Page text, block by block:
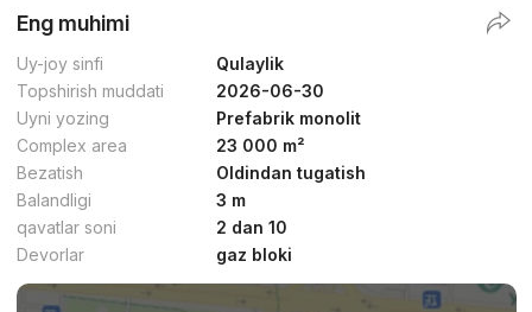
Eng muhimi
Uy-joy sinfi
Qulaylik
Topshirish muddati
2026-06-30
Uyni yozing
Prefabrik monolit
Complex area
23 000 m²
Bezatish
Oldindan tugatish
Balandligi
3 m
qavatlar soni
2 dan 10
Devorlar
gaz bloki